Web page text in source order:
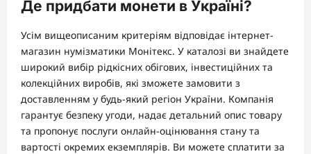
Де придбати монети в Україні?
Усім вищеописаним критеріям відповідає інтернет-
магазин нумізматики Монітекс. У каталозі ви знайдете
широкий вибір рідкісних обігових, інвестиційних та
колекційних виробів, які зможете замовити з
доставленням у будь-який регіон України. Компанія
гарантує безпеку угоди, надає детальний опис товару
та пропонує послуги онлайн-оцінювання стану та
вартості окремих екземплярів. Ви можете сплатити за